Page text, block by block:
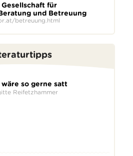
für
und Betreuung
betreuung.html
wäre so gerne satt
Reifetzhammer